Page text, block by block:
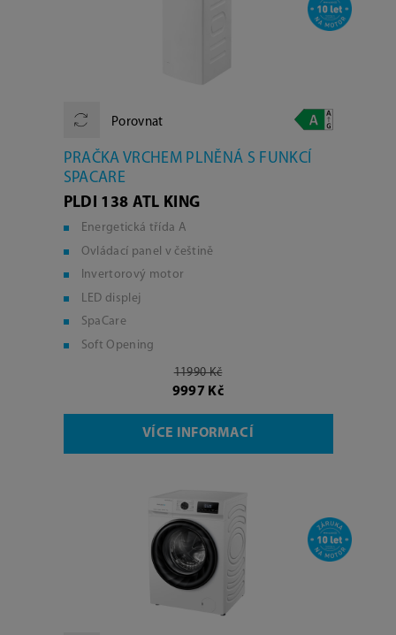
Porovnat
PRAČKA VRCHEM PLNĚNÁ S FUNKCÍ
SPACARE
PLDI 138 ATL KING
Energetická třída A
Ovládací panel v češtině
Invertorový motor
LED displej
SpaCare
Soft Opening
11990 Kč
9997 Kč
VÍCE INFORMACÍ